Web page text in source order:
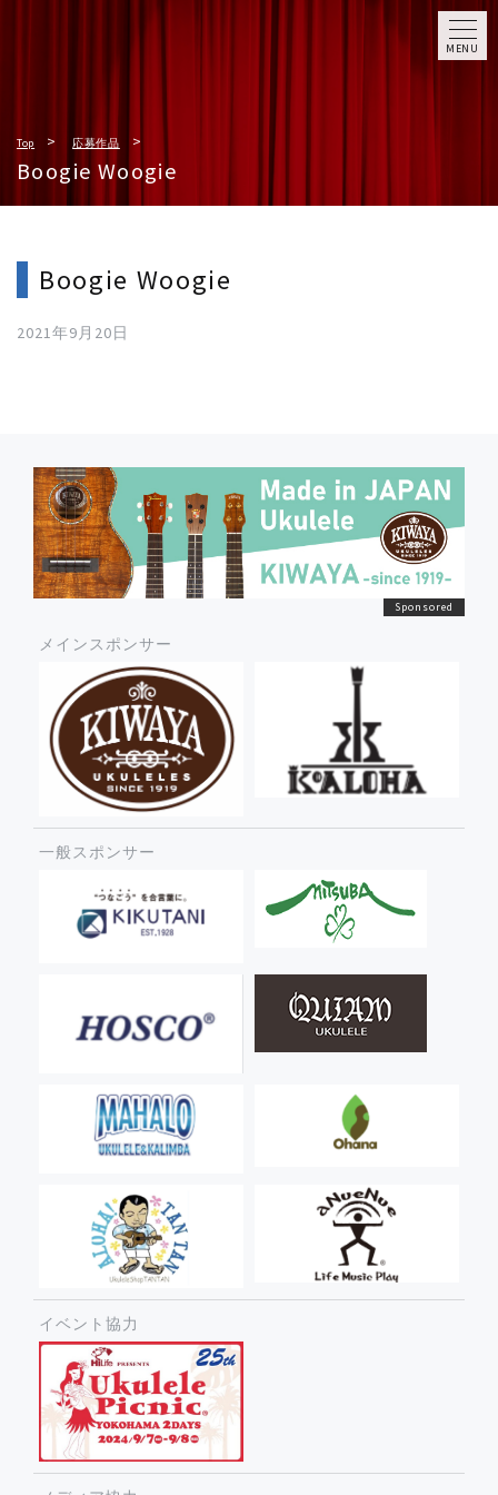
MENU
Top 応募作品
Boogie Woogie
Boogie Woogie
2021年9月20日
メインスポンサー
一般スポンサー
イベント協力